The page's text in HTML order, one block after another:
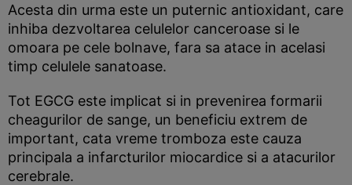
Acesta din urma este un puternic antioxidant, care
inhiba dezvoltarea celulelor canceroase si le
omoara pe cele bolnave, fara sa atace in acelasi
timp celulele sanatoase.
Tot EGCG este implicat si in prevenirea formarii
cheagurilor de sange, un beneficiu extrem de
important, cata vreme tromboza este cauza
principala a infarcturilor miocardice si a atacurilor
cerebrale.